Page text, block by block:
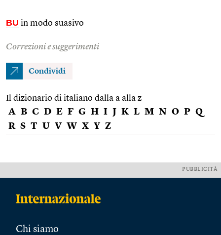
BU in modo suasivo
Correzioni e suggerimenti
Condividi
Il dizionario di italiano dalla a alla z
A B C D E F G H I J K L M N O P Q
R S T U V W X Y Z
PUBBLICITÀ
Chi siamo